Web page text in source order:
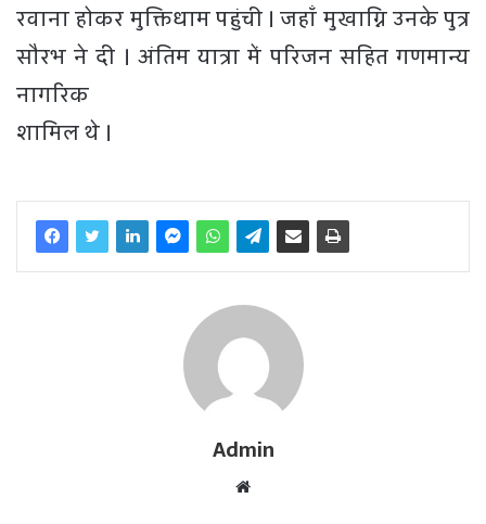
रवाना होकर मुक्तिधाम पहुंची । जहाँ मुखाग्नि उनके पुत्र
सौरभ ने दी । अंतिम यात्रा में परिजन सहित गणमान्य
नागरिक
शामिल थे ।
Admin